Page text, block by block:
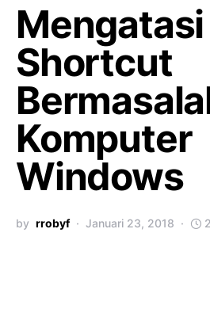
Shortcut
Komputer
Windows
by rrobyf Januari 23, 2018